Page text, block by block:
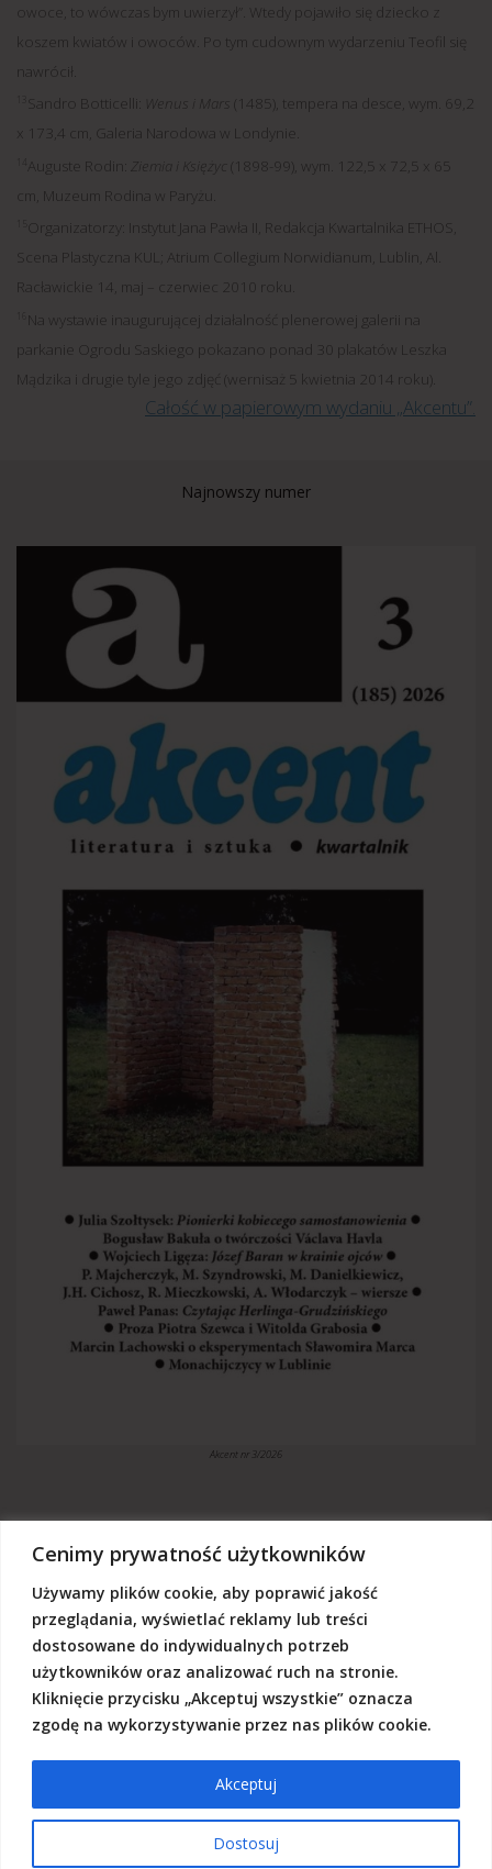
Cenimy prywatność użytkowników
Używamy plików cookie, aby poprawić jakość
przeglądania, wyświetlać reklamy lub treści
dostosowane do indywidualnych potrzeb
użytkowników oraz analizować ruch na stronie.
Kliknięcie przycisku „Akceptuj wszystkie” oznacza
zgodę na wykorzystywanie przez nas plików cookie.
Dostosuj
Akceptuj
owoce, to wówczas bym uwierzył”. Wtedy pojawiło się dziecko z
koszem kwiatów i owoców. Po tym cudownym wydarzeniu Teofil się
nawrócił.
Sandro Botticelli: Wenus i Mars
(1485), tempera na desce, wym. 69,2
x 173,4 cm, Galeria Narodowa w Londynie.
Auguste Rodin: Ziemia i Księżyc
(1898-99), wym. 122,5 x 72,5 x 65
cm, Muzeum Rodina w Paryżu.
Organizatorzy: Instytut Jana Pawła II, Redakcja Kwartalnika ETHOS,
Scena Plastyczna KUL; Atrium Collegium Norwidianum, Lublin, Al.
Racławickie 14, maj – czerwiec 2010 roku.
Na wystawie inaugurującej działalność plenerowej galerii na
parkanie Ogrodu Saskiego pokazano ponad 30 plakatów Leszka
Mądzika i drugie tyle jego zdjęć (wernisaż 5 kwietnia 2014 roku).
Całość w papierowym wydaniu „Akcentu”.
Najnowszy numer
Akcent nr 3/2026
„Akcent” jest czasopismem niezależnym, utrzymujemy się z dotacji
budżetowych oraz darowizn. Będziemy wdzięczni, jeśli zechcą nas
Państwo wesprzeć dowolną kwotą.
Wschodnia Fundacja Kultury „Akcent”, ul. Grodzka 3, 20-112 Lublin
Nr rachunku:50124015031111000017528667
(z dopiskiem: Darowizna na działalność statutową Wschodniej
Fundacji Kultury Akcent w sferze pożytku publicznego)